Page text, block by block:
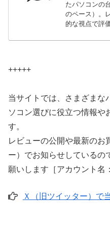
たパソコンの
のペース）。
的な視点で評
+++++
当サイトでは、さまざまな
ソコン選びに役立つ情報や
す。
レビューの公開や最新のお
ー）でお知らせしているの
願いします［アカウント名
Ｘ（旧ツイッター）で